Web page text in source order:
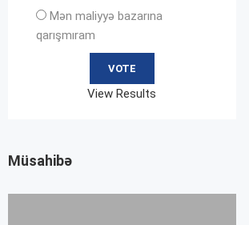
Mən maliyyə bazarına
qarışmıram
View Results
Müsahibə